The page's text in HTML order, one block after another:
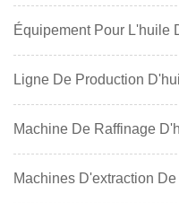
Équipement Pour L'huile
Ligne De Production
Machine De Raffinage
Machines D'extraction